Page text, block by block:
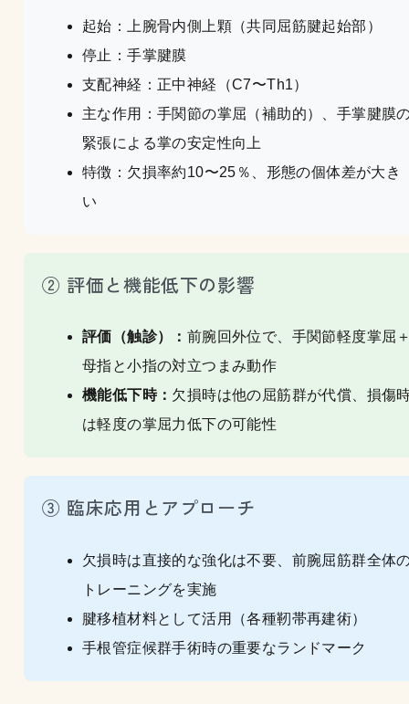
起始：上腕骨内側上顆（共同屈筋腱起始部）
停止：手掌腱膜
支配神経：正中神経（C7〜Th1）
主な作用：手関節の掌屈（補助的）、手掌腱膜
緊張による掌の安定性向上
特徴：欠損率約10〜25％、形態の個体差が大き
い
② 評価と機能低下の影響
評価（触診）： 前腕回外位で、手関節軽度掌屈
母指と小指の対立つまみ動作
機能低下時： 欠損時は他の屈筋群が代償、損傷
は軽度の掌屈力低下の可能性
③ 臨床応用とアプローチ
欠損時は直接的な強化は不要、前腕屈筋群全体
トレーニングを実施
腱移植材料として活用（各種靭帯再建術）
手根管症候群手術時の重要なランドマーク